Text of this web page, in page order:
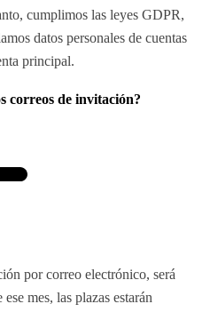
cumplimos las leyes GDPR,
datos personales de cuentas
principal.
correos de invitación?
por correo electrónico, será
mes, las plazas estarán